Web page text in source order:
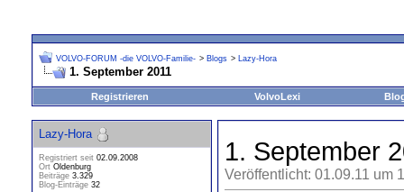
VOLVO-FORUM -die VOLVO-Familie- > Blogs > Lazy-Hora
1. September 2011
Registrieren VolvoLexi
1. September
Veröffentlicht: 01.09.11 um
Lazy-Hora
Registriert seit 02.09.2008
Ort Oldenburg
Beiträge 3.329
Blog-Einträge 32